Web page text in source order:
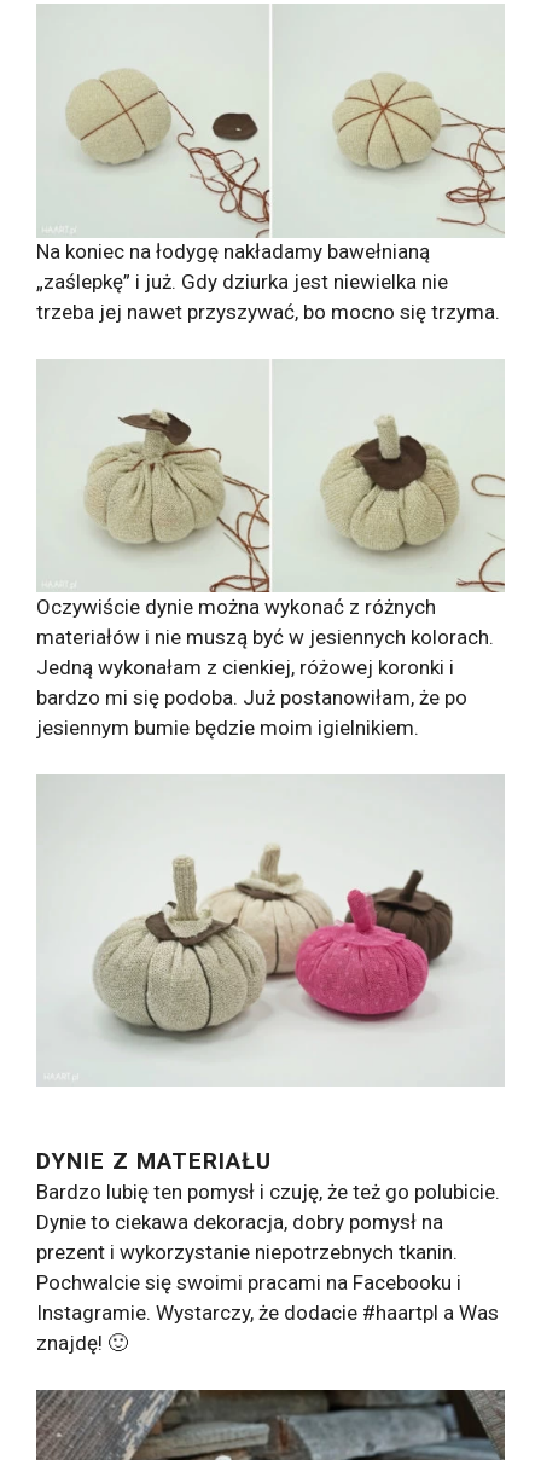
Na koniec na łodygę nakładamy bawełnianą
„zaślepkę” i już. Gdy dziurka jest niewielka nie
trzeba jej nawet przyszywać, bo mocno się trzyma.
Oczywiście dynie można wykonać z różnych
materiałów i nie muszą być w jesiennych kolorach.
Jedną wykonałam z cienkiej, różowej koronki i
bardzo mi się podoba. Już postanowiłam, że po
jesiennym bumie będzie moim igielnikiem.
DYNIE Z MATERIAŁU
Bardzo lubię ten pomysł i czuję, że też go polubicie.
Dynie to ciekawa dekoracja, dobry pomysł na
prezent i wykorzystanie niepotrzebnych tkanin.
Pochwalcie się swoimi pracami na Facebooku i
Instagramie. Wystarczy, że dodacie #haartpl a Was
znajdę! 🙂